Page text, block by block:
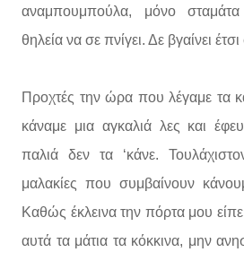
αναμπουμπούλα, μόνο
θηλεία να σε πνίγει. Δε βγαίνει έτσι
Προχτές την ώρα που λέγαμε τα
κάναμε μια αγκαλιά λες και
παλιά δεν τα ‘κάνε.
μαλακίες που συμβαίνουν
Καθώς έκλεινα την πόρτα μου
αυτά τα μάτια τα κόκκινα, μην